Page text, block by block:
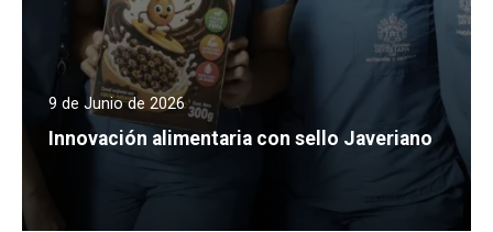
9 de Junio de 2026
Innovación alimentaria con sello Javeriano